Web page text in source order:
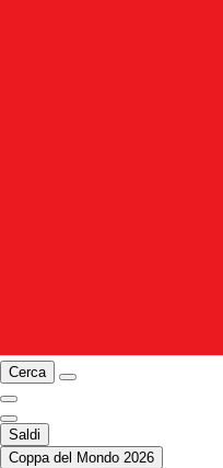
Cerca
Saldi
Coppa del Mondo 2026